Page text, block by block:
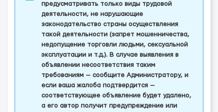
предусматривать только виды трудовой
деятельности, не нарушающие
законодательство страны осуществления
такой деятельности (запрет мошенничества,
недопущение торговли людьми, сексуальной
эксплуатации и т.д.). В случае выявления в
объявлении несоответствия таким
требованиям — сообщите Администратору, и
если ваша жалоба подтвердится —
соответствующее объявление будет удалено,
а его автор получит предупреждение или